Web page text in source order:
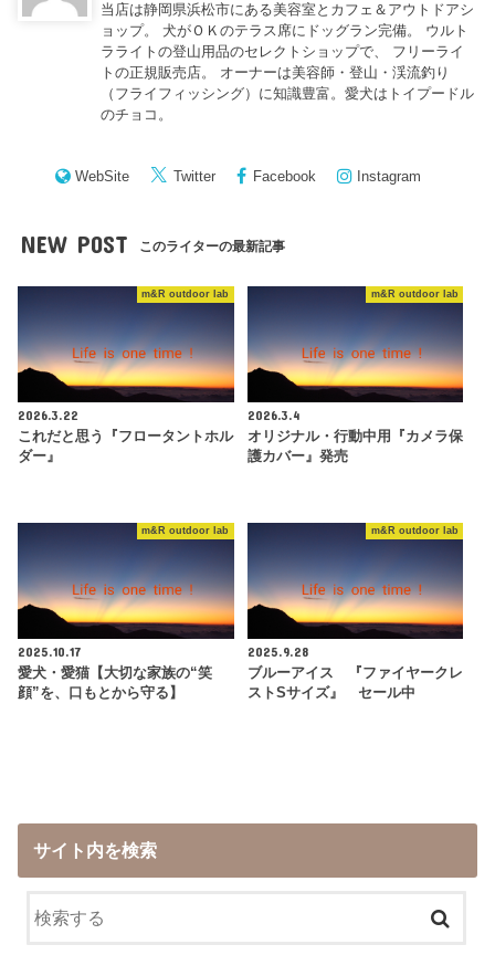
当店は静岡県浜松市にある美容室とカフェ＆アウトドアシ
ョップ。 犬がＯＫのテラス席にドッグラン完備。 ウルト
ラライトの登山用品のセレクトショップで、 フリーライ
トの正規販売店。 オーナーは美容師・登山・渓流釣り
（フライフィッシング）に知識豊富。愛犬はトイプードル
のチョコ。
WebSite Twitter Facebook Instagram
NEW POST このライターの最新記事
m&R outdoor lab
2026.3.22
これだと思う『フロータントホル
ダー』
m&R outdoor lab
2026.3.4
オリジナル・行動中用『カメラ保
護カバー』発売
m&R outdoor lab
2025.10.17
愛犬・愛猫【大切な家族の“笑
顔”を、口もとから守る】
m&R outdoor lab
2025.9.28
ブルーアイス 『ファイヤークレ
ストSサイズ』 セール中
サイト内を検索